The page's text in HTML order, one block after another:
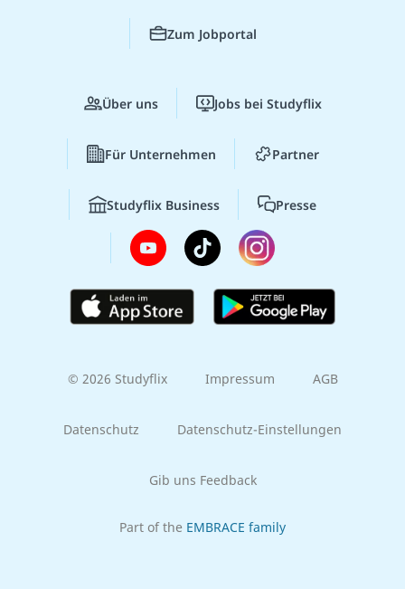
Zum Jobportal
Über uns Jobs bei Studyflix
Für Unternehmen Partner
Studyflix Business Presse
© 2026 Studyflix Impressum AGB
Datenschutz Datenschutz-Einstellungen
Gib uns Feedback
Part of the EMBRACE family